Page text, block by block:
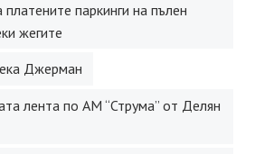
паркинги на пълен
жегите
Джерман
лента по АМ “Струма” от Делян